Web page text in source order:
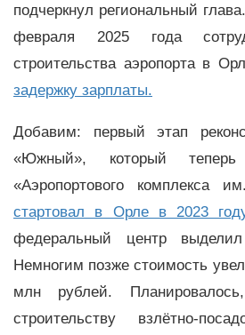
подчеркнул региональный
февраля 2025 года
строительства аэропорта в
задержку зарплаты.
Добавим: первый этап
«Южный», который
«Аэропортового комплекса
стартовал в Орле в 2023
федеральный центр
Немногим позже стоимость
млн рублей.
строительству взлётно-